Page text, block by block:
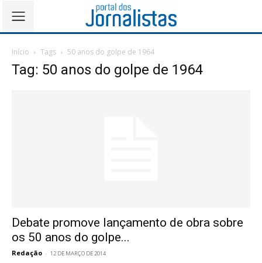
Início Tags 50 anos do golpe de 1964
Tag: 50 anos do golpe de 1964
Debate promove lançamento de obra sobre
os 50 anos do golpe...
Redação - 12 DE MARÇO DE 2014